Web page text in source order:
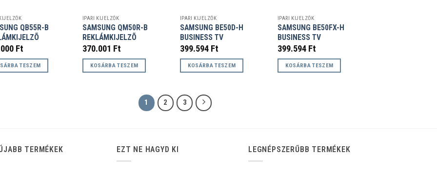
QB55R-B
Ft
TESZEM
IPARI KIJELZŐK
SAMSUNG QM50R-B
REKLÁMKIJELZÕ
370.001 Ft
KOSÁRBA TESZEM
IPARI KIJELZŐK
SAMSUNG BE50D-H
BUSINESS TV
399.594 Ft
KOSÁRBA TESZEM
IPARI KIJELZŐK
SAMSUNG BE50FX-H
BUSINESS TV
399.594 Ft
KOSÁRBA TESZEM
1 2 3
TERMÉKEK EZT NE HAGYD KI LEGNÉPSZERŰBB TERMÉKEK